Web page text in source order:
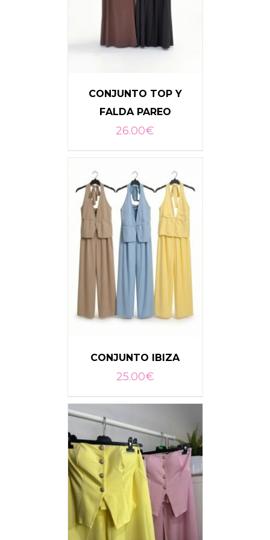
DETALLES
CONJUNTO TOP Y
FALDA PAREO
26.00€
SELECCIONAR OPCIONES
DETALLES
CONJUNTO IBIZA
25.00€